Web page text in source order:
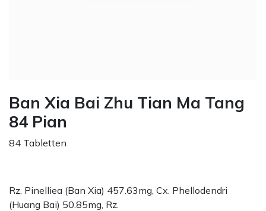
Ban Xia Bai Zhu Tian Ma Tang
84 Pian
84 Tabletten
Rz. Pinelliea (Ban Xia) 457.63mg, Cx. Phellodendri
(Huang Bai) 50.85mg, Rz.